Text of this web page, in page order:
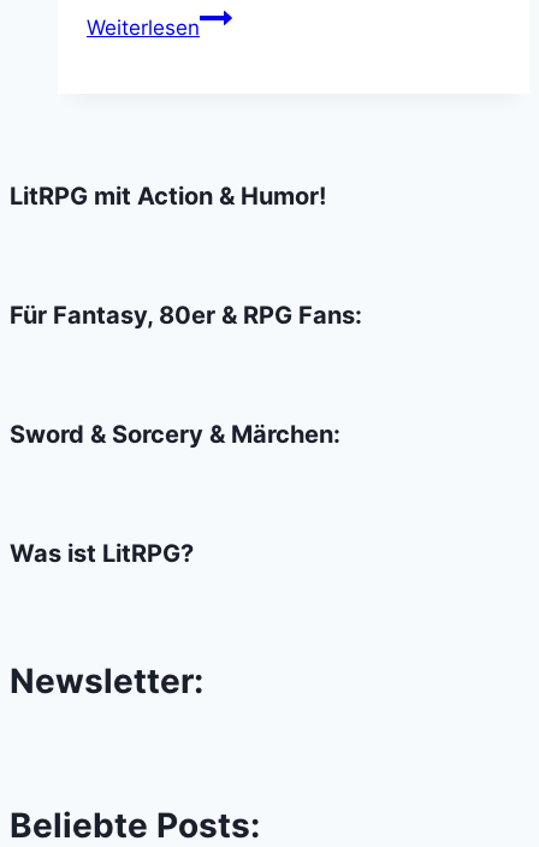
WeiterlesenDie
sein,
mich
LitRPG mit Action & Humor!
Für Fantasy, 80er & RPG Fans:
Sword & Sorcery & Märchen:
Was ist LitRPG?
Newsletter:
Beliebte Posts: